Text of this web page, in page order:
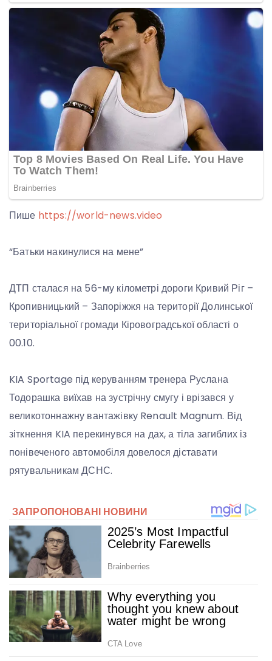
Пише https://world-news.video
“Батьки накинулися на мене”
ДТП сталася на 56-му кілометрі дороги Кривий Ріг –
Кропивницький – Запоріжжя на території Долинської
територіальної громади Кіровоградської області о
00.10.
KIA Sportage під керуванням тренера Руслана
Тодорашка виїхав на зустрічну смугу і врізався у
великотоннажну вантажівку Renault Magnum. Від
зіткнення KIA перекинувся на дах, а тіла загиблих із
понівеченого автомобіля довелося діставати
рятувальникам ДСНС.